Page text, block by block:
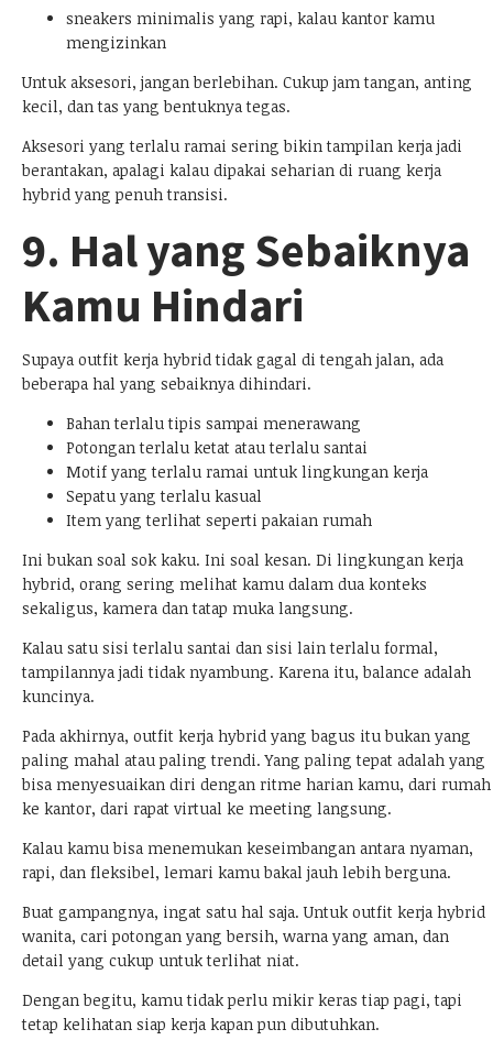
sneakers minimalis yang rapi, kalau kantor kamu
mengizinkan
Untuk aksesori, jangan berlebihan. Cukup jam tangan, anting
kecil, dan tas yang bentuknya tegas.
Aksesori yang terlalu ramai sering bikin tampilan kerja jadi
berantakan, apalagi kalau dipakai seharian di ruang kerja
hybrid yang penuh transisi.
9. Hal yang Sebaiknya
Kamu Hindari
Supaya outfit kerja hybrid tidak gagal di tengah jalan, ada
beberapa hal yang sebaiknya dihindari.
Bahan terlalu tipis sampai menerawang
Potongan terlalu ketat atau terlalu santai
Motif yang terlalu ramai untuk lingkungan kerja
Sepatu yang terlalu kasual
Item yang terlihat seperti pakaian rumah
Ini bukan soal sok kaku. Ini soal kesan. Di lingkungan kerja
hybrid, orang sering melihat kamu dalam dua konteks
sekaligus, kamera dan tatap muka langsung.
Kalau satu sisi terlalu santai dan sisi lain terlalu formal,
tampilannya jadi tidak nyambung. Karena itu, balance adalah
kuncinya.
Pada akhirnya, outfit kerja hybrid yang bagus itu bukan yang
paling mahal atau paling trendi. Yang paling tepat adalah yang
bisa menyesuaikan diri dengan ritme harian kamu, dari rumah
ke kantor, dari rapat virtual ke meeting langsung.
Kalau kamu bisa menemukan keseimbangan antara nyaman,
rapi, dan fleksibel, lemari kamu bakal jauh lebih berguna.
Buat gampangnya, ingat satu hal saja. Untuk outfit kerja hybrid
wanita, cari potongan yang bersih, warna yang aman, dan
detail yang cukup untuk terlihat niat.
Dengan begitu, kamu tidak perlu mikir keras tiap pagi, tapi
tetap kelihatan siap kerja kapan pun dibutuhkan.